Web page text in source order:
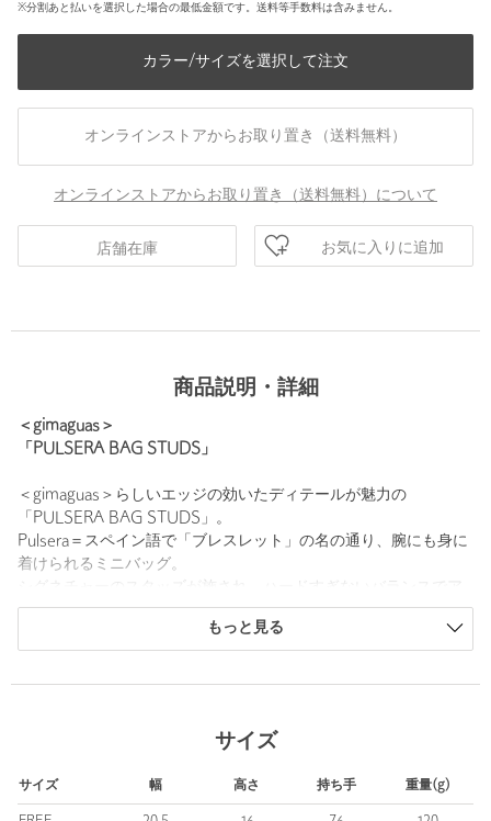
※分割あと払いを選択した場合の最低金額です。送料等手数料は含みません。
カラー/サイズを選択して注文
オンラインストアからお取り置き（送料無料）
オンラインストアからお取り置き（送料無料）について
店舗在庫 お気に入りに追加
商品説明・詳細
＜gimaguas＞
「PULSERA BAG STUDS」
＜gimaguas＞らしいエッジの効いたディテールが魅力の
「PULSERA BAG STUDS」。
Pulsera＝スペイン語で「ブレスレット」の名の通り、腕にも身に
着けられるミニバッグ。
シグネチャーのスタッズが施され、ハードすぎないバランスでア
クセサリー感覚で取り入れられる。
コンパクトなサイズながら存在感があり、シンプルなスタイリン
グにモードなアクセントを添えるアイテムです。
よって2018年に設立されたブランド＜gimaguas＞。
もっと見る
サイズ
サイズ 幅 高さ 持ち手 重量(g)